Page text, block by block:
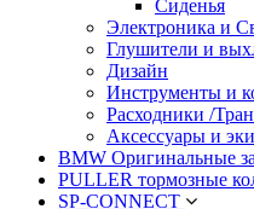
Сиденья
Электроника и
Глушители и
Дизайн
Инструменты и
Расходники /
Аксессуары и
BMW Оригинальные
PULLER тормозные
SP-CONNECT